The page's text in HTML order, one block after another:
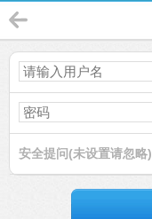
安全提问(未设置请忽略)